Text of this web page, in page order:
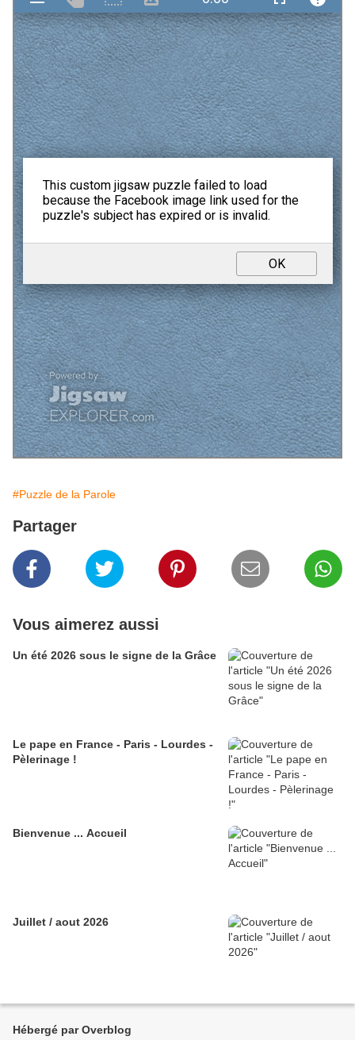
#Puzzle de la Parole
Partager
Vous aimerez aussi
Un été 2026 sous le signe de la Grâce
Le pape en France - Paris - Lourdes -
Pèlerinage !
Bienvenue ... Accueil
Juillet / aout 2026
Hébergé par Overblog